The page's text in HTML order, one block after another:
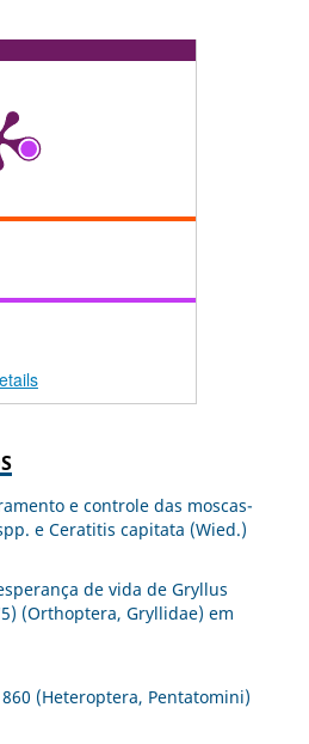
e controle das moscas-
e Ceratitis capitata (Wied.)
de vida de Gryllus
(Orthoptera, Gryllidae) em
(Heteroptera, Pentatomini)